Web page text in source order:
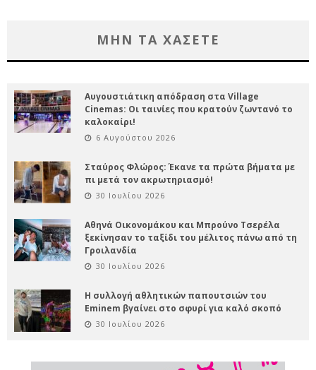
ΜΗΝ ΤΑ ΧΑΣΕΤΕ
Αυγουστιάτικη απόδραση στα Village
Cinemas: Οι ταινίες που κρατούν ζωντανό το
καλοκαίρι!
6 Αυγούστου 2026
Σταύρος Φλώρος: Έκανε τα πρώτα βήματα με
πι μετά τον ακρωτηριασμό!
30 Ιουλίου 2026
Αθηνά Οικονομάκου και Μπρούνο Τσερέλα
ξεκίνησαν το ταξίδι του μέλιτος πάνω από τη
Γροιλανδία
30 Ιουλίου 2026
Η συλλογή αθλητικών παπουτσιών του
Eminem βγαίνει στο σφυρί για καλό σκοπό
30 Ιουλίου 2026